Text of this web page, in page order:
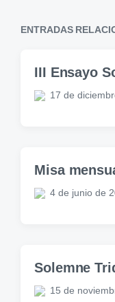
ENTRADAS
III Ensayo
17 de
Misa
4 de junio de
Solemne
15 de